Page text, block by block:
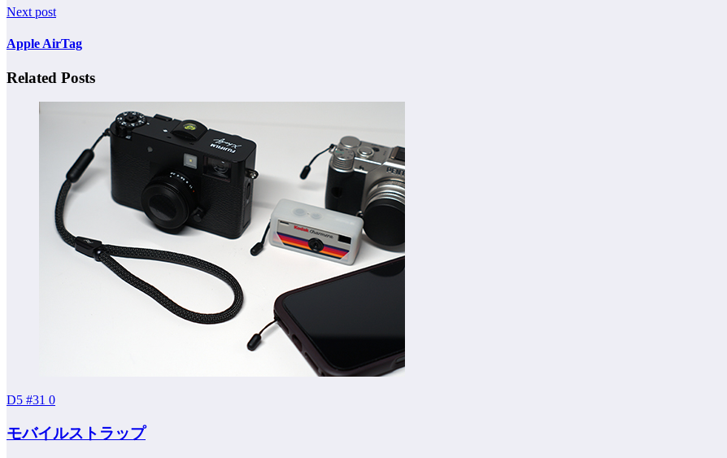
Next post
Apple AirTag
Related Posts
D5 #31 0
モバイルストラップ